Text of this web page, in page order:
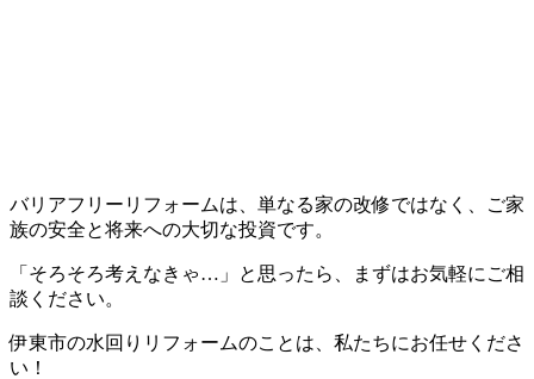
バリアフリーリフォームは、単なる家の改修ではなく、ご家
族の安全と将来への大切な投資です。
「そろそろ考えなきゃ…」と思ったら、まずはお気軽にご相
談ください。
伊東市の水回りリフォームのことは、私たちにお任せくださ
い！